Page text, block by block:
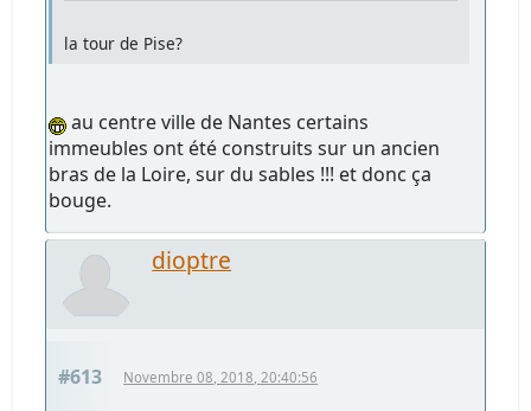
la tour de Pise?
au centre ville de Nantes certains
immeubles ont été construits sur un ancien
bras de la Loire, sur du sables !!! et donc ça
bouge.
dioptre
#613 Novembre 08, 2018, 20:40:56